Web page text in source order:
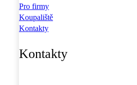
Pro firmy
Koupaliště
Kontakty
Kontakty